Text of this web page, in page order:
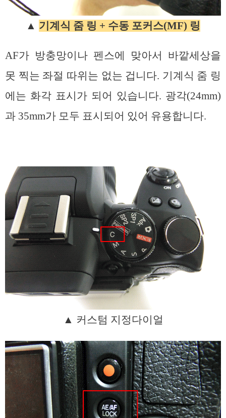
▲ 기계식 줌 링 + 수동 포커스(MF) 링
AF가 방충망이나 펜스에 맞아서 바깥세상을
못 찍는 좌절 따위는 없는 겁니다. 기계식 줌 링
에는 화각 표시가 되어 있습니다. 광각(24mm)
과 35mm가 모두 표시되어 있어 유용합니다.
▲ 커스텀 지정다이얼